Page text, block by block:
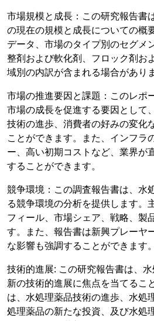
市場規模と成長：この研究報告書
の現在の規模と成長についての概
データ、市場のタイプ別のセグメ
整剤および軟化剤、フロック剤お
域別の内訳が含まれる場合がありま
市場の推進要因と課題：このレポ
市場の成長を促進する要因として
技術の進歩、消費者の好みの変化
ことができます。また、インフラ
ー、高い初期コストなど、業界が
することができます。
競争環境：この調査報告書は、水
る競争環境の分析を提供します。
フィール、市場シェア、戦略、製
す。また、報告書は新興プレーヤ
な影響も強調することができます。
技術的進展: この研究報告書は、
新の技術的進展に焦点を当てるこ
は、水処理薬品技術の進歩、水処
処理薬品の新たな投資、及び水処